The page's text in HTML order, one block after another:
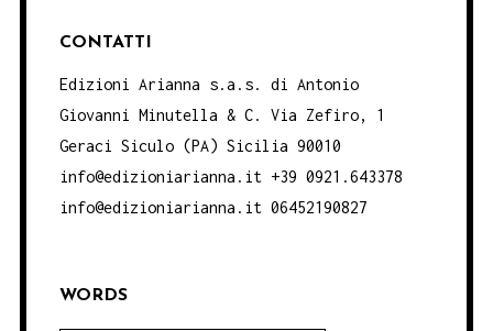
CONTATTI
Edizioni Arianna s.a.s. di Antonio
Giovanni Minutella & C. Via Zefiro, 1
Geraci Siculo (PA) Sicilia 90010
info@edizioniarianna.it +39 0921.643378
info@edizioniarianna.it 06452190827
WORDS